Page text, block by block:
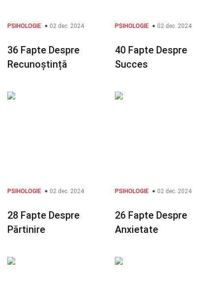
PSIHOLOGIE 02 dec. 2024
36 Fapte Despre
Recunoștință
PSIHOLOGIE 02 dec. 2024
40 Fapte Despre
Succes
PSIHOLOGIE 02 dec. 2024
28 Fapte Despre
Părtinire
PSIHOLOGIE 02 dec. 2024
26 Fapte Despre
Anxietate